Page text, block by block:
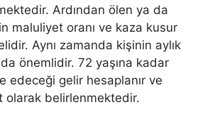
Ardından ölen ya da
maluliyet oranı ve kaza kusur
Aynı zamanda kişinin aylık
da önemlidir. 72 yaşına kadar
edeceği gelir hesaplanır ve
olarak belirlenmektedir.